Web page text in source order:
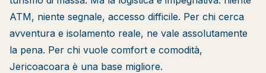
ATM, niente segnale, accesso difficile. Per chi cerca
avventura e isolamento reale, ne vale assolutamente
la pena. Per chi vuole comfort e comodità,
Jericoacoara è una base migliore.